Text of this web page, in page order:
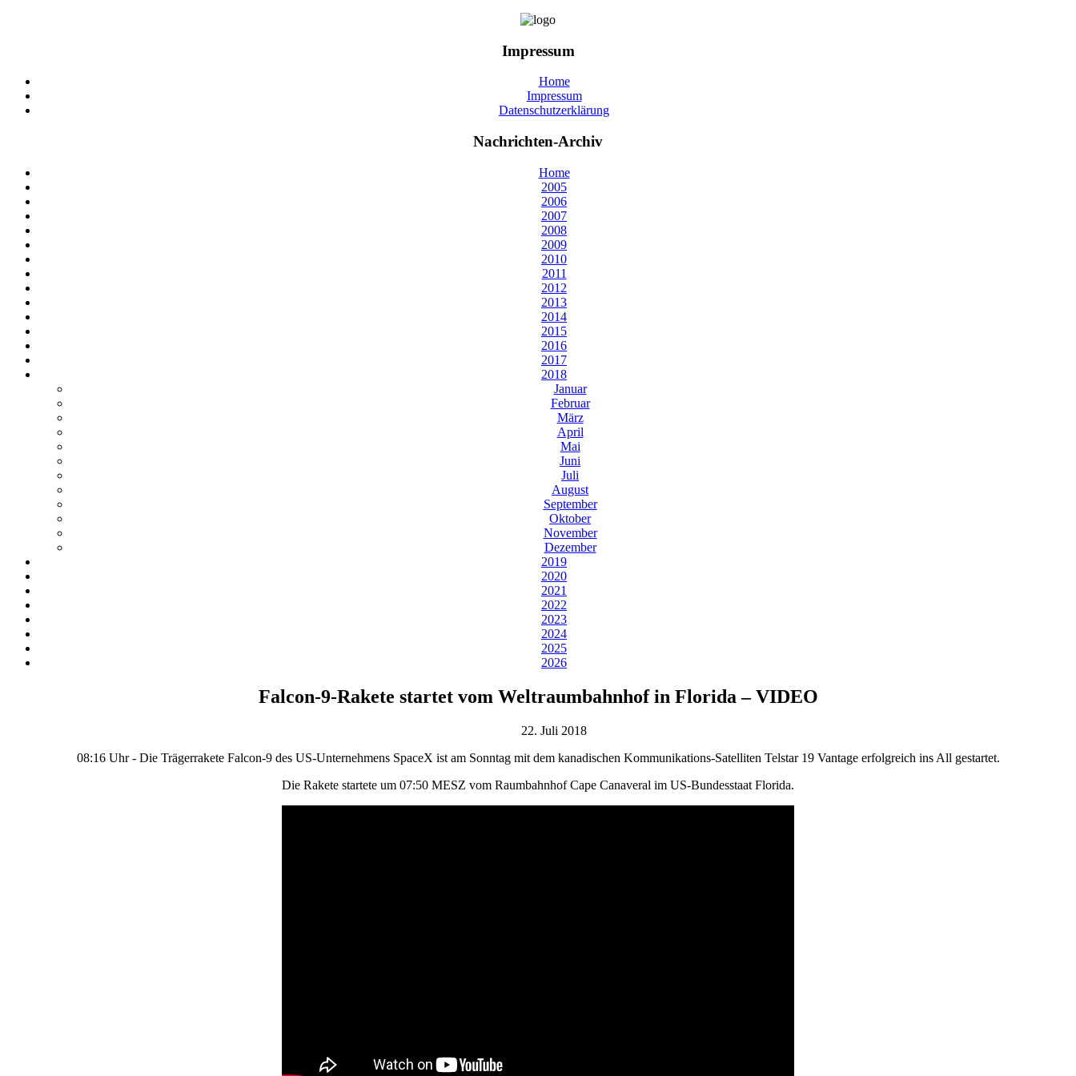
Impressum
Home
Impressum
Datenschutzerklärung
Nachrichten-Archiv
Home
2005
2006
2007
2008
2009
2010
2011
2012
2013
2014
2015
2016
2017
2018
Januar
Februar
März
April
Mai
Juni
Juli
August
September
Oktober
November
Dezember
2019
2020
2021
2022
2023
2024
2025
2026
Falcon-9-Rakete startet vom Weltraumbahnhof in Florida – VIDEO
22. Juli 2018
08:16 Uhr - Die Trägerrakete Falcon-9 des US-Unternehmens SpaceX ist am Sonntag mit dem kanadischen Kommunikations-Satelliten Telstar 19 Vantage erfolgreich ins All gestartet.
Die Rakete startete um 07:50 MESZ vom Raumbahnhof Cape Canaveral im US-Bundesstaat Florida.